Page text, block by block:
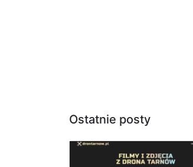
Ostatnie posty